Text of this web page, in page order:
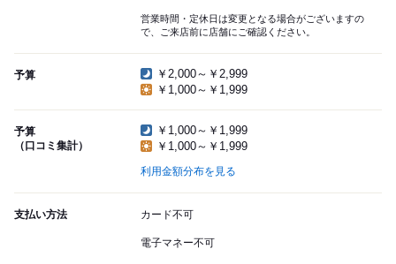
営業時間・定休日は変更となる場合がございますの
で、ご来店前に店舗にご確認ください。
予算
￥2,000～￥2,999
￥1,000～￥1,999
予算
（口コミ集計）
￥1,000～￥1,999
￥1,000～￥1,999
利用金額分布を見る
支払い方法 カード不可
電子マネー不可